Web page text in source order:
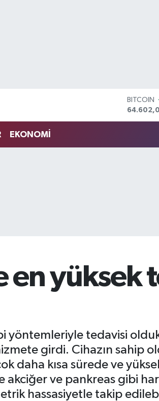
DOLAR
47,6006
EURO
EKONOMİ
en yüksek
yöntemleriyle tedavisi
girdi. Cihazın sahip
daha kısa sürede ve
ve pankreas gibi
hassasiyetle takip